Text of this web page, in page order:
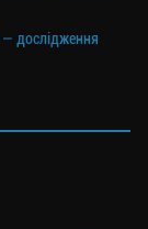
— дослідження